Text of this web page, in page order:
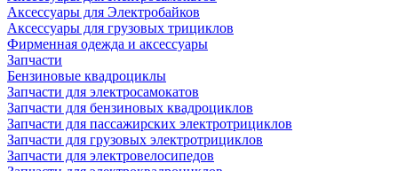
Аксессуары для Электробайков
Аксессуары для грузовых трициклов
Фирменная одежда и аксессуары
Запчасти
Бензиновые квадроциклы
Запчасти для электросамокатов
Запчасти для бензиновых квадроциклов
Запчасти для пассажирских электротрициклов
Запчасти для грузовых электротрициклов
Запчасти для электровелосипедов